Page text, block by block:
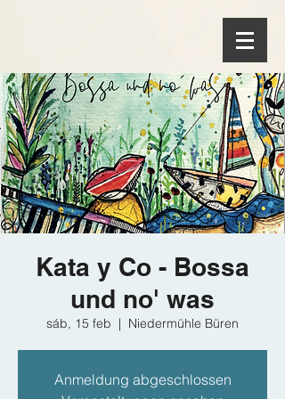
Kata y Co - Bossa
und no' was
sáb, 15 feb
  |
Niedermühle Büren
Anmeldung abgeschlossen